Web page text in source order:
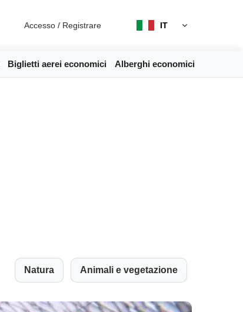
Accesso / Registrare IT
Biglietti aerei economici Alberghi economici
Natura Animali e vegetazione